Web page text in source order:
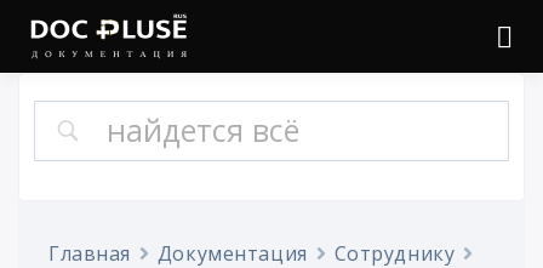
Doc Pluse
Главная Документация
Сотруднику